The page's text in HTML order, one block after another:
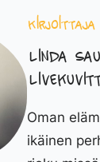
Kirjoittaja
Linda
Oman
ikäinen